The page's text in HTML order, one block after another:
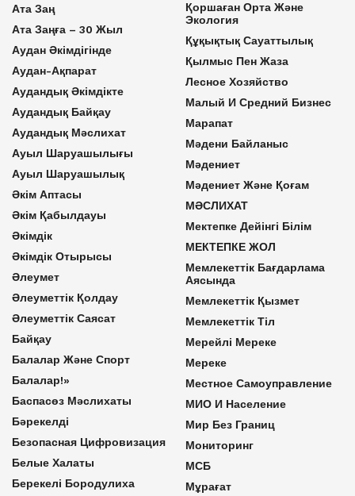
Ата Заң
Ата Заңға – 30 Жыл
Аудан Әкімдігінде
Аудан-Ақпарат
Аудандық Әкімдікте
Аудандық Байқау
Аудандық Мәслихат
Ауыл Шаруашылығы
Ауыл Шаруашылық
Әкім Аптасы
Әкім Қабылдауы
Әкімдік
Әкімдік Отырысы
Әлеумет
Әлеуметтік Қолдау
Әлеуметтік Саясат
Байқау
Балалар Және Спорт
Балалар!»
Баспасөз Мәслихаты
Бәрекелді
Безопасная Цифровизация
Белые Халаты
Берекелі Бородулиха
Қоршаған Орта Және
Экология
Құқықтық Сауаттылық
Қылмыс Пен Жаза
Лесное Хозяйство
Малый И Средний Бизнес
Марапат
Мәдени Байланыс
Мәдениет
Мәдениет Және Қоғам
МӘСЛИХАТ
Мектепке Дейінгі Білім
МЕКТЕПКЕ ЖОЛ
Мемлекеттік Бағдарлама
Аясында
Мемлекеттік Қызмет
Мемлекеттік Тіл
Мерейлі Мереке
Мереке
Местное Самоуправление
МИО И Население
Мир Без Границ
Мониторинг
МСБ
Мұрағат